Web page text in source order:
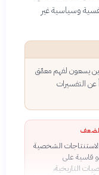
وسياسية غير
يسعون لفهم معمّق
عن التفسيرات
الشخصية
قاسية على
التاريخية،